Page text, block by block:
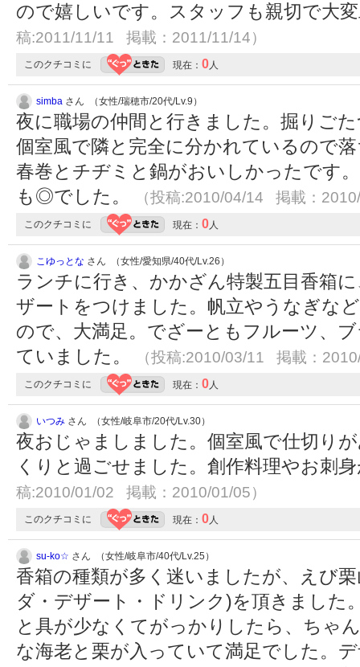
ので嬉しいです。スタッフも親切で大
稿:2011/11/11 掲載：2011/11/14）
このクチコミに 現在： 0人
simba さん （女性/瑞穂市/20代/Lv.9）
夜に職場の仲間と行きました。掘りご
個室風で隣と完全に分かれているので
春巻とチヂミと鍋がおいしかったです
も◎でした。
（投稿:2010/04/14 掲載：
このクチコミに 現在： 0人
こゆっとな さん （女性/愛知県/40代/Lv.26）
ランチに行き、かかざん特製五目香箱
ザートをつけました。帆立やうなぎな
ので、大満足。でざーともフルーツ、
ていました。
（投稿:2010/03/11 掲載：
このクチコミに 現在： 0人
いつみ さん （女性/岐阜市/20代/Lv.30）
夜おじゃましました。個室風で仕切り
くりと過ごせました。創作料理やお刺
稿:2010/01/02 掲載：2010/01/05）
このクチコミに 現在： 0人
su-ko☆ さん （女性/岐阜市/40代/Lv.25）
香箱の種類が多く迷いましたが、えび
ダ・デザート・ドリンク)を頂きました
と具が少なくてがっかりしたら、ちゃ
な海老と栗が入っていて満足でした。